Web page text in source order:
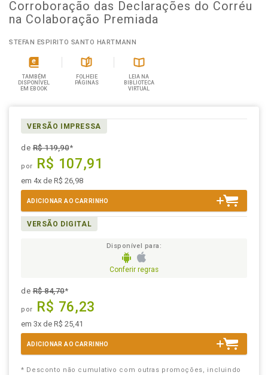
Corroboração das Declarações do Corréu
na Colaboração Premiada
STEFAN ESPIRITO SANTO HARTMANN
TAMBÉM
DISPONÍVEL
EM EBOOK
FOLHEIE
PÁGINAS
LEIA NA
BIBLIOTECA
VIRTUAL
VERSÃO IMPRESSA
deR$ 119,90*
por R$ 107,91
em 4x de R$ 26,98
ADICIONAR AO CARRINHO
VERSÃO DIGITAL
Disponível para:
Conferir regras
deR$ 84,70*
por R$ 76,23
em 3x de R$ 25,41
ADICIONAR AO CARRINHO
* Desconto não cumulativo com outras promoções, incluindo